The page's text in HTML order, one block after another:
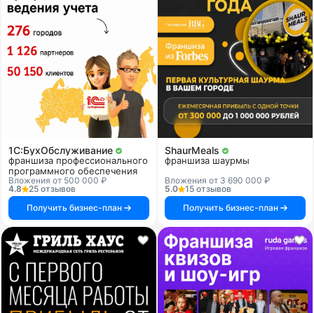
1C:БухОбслуживание
франшиза профессионального
программного обеспечения
Вложения от 500 000 ₽
4.8
25 отзывов
Получить бизнес-план
ShaurMeals
франшиза шаурмы
Вложения от 3 690 000 ₽
5.0
15 отзывов
Получить бизнес-план